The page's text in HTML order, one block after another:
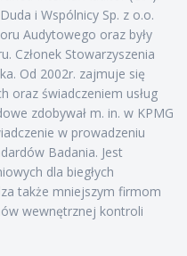
i Wspólnicy Sp. z o.o.
Audytowego oraz były
Członek Stowarzyszenia
Od 2002r. zajmuje się
oraz świadczeniem usług
zdobywał m. in. w KPMG
w prowadzeniu
Badania. Jest
dla biegłych
także mniejszym firmom
wewnętrznej kontroli